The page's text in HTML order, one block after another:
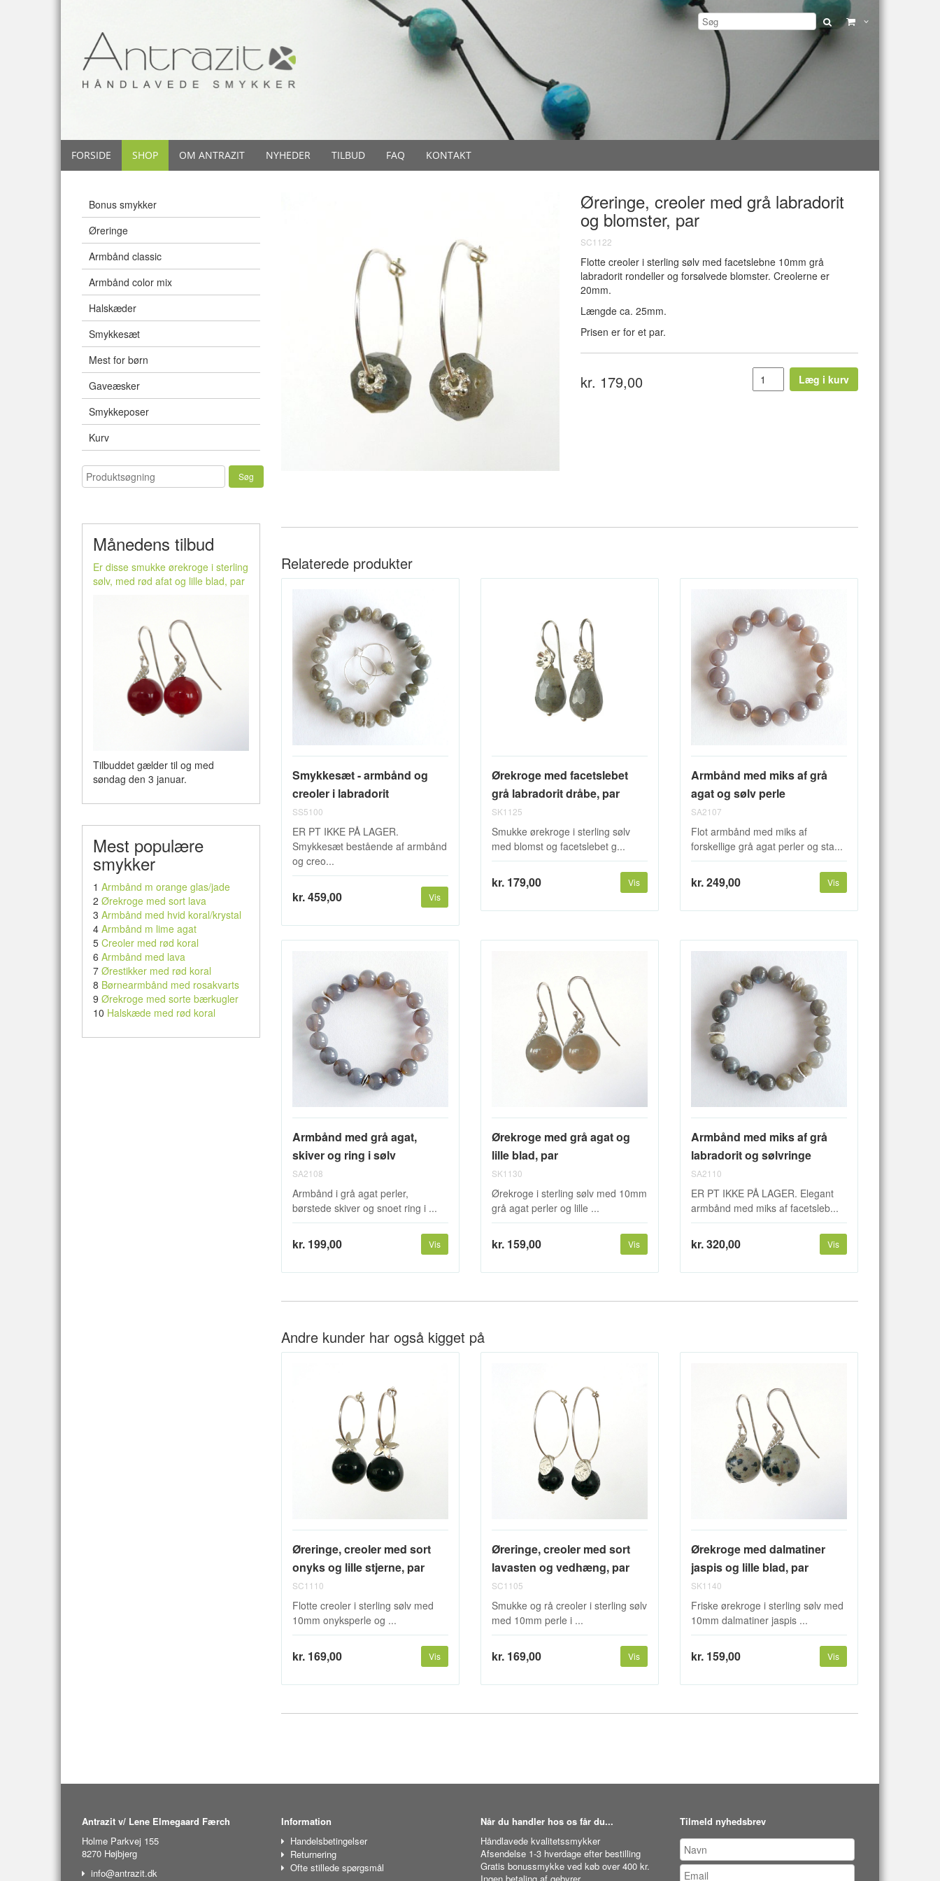
FORSIDE SHOP OM ANTRAZIT NYHEDER TILBUD FAQ KONTAKT
Bonus smykker
Øreringe
Armbånd classic
Armbånd color mix
Halskæder
Smykkesæt
Mest for børn
Gaveæsker
Smykkeposer
Kurv
Månedens tilbud
Er disse smukke ørekroge i sterling
sølv, med rød afat og lille blad, par
Tilbuddet gælder til og med
søndag den 3 januar.
Mest populære
smykker
1 Armbånd m orange glas/jade
2 Ørekroge med sort lava
3 Armbånd med hvid koral/krystal
4 Armbånd m lime agat
5 Creoler med rød koral
6 Armbånd med lava
7 Ørestikker med rød koral
8 Børnearmbånd med rosakvarts
9 Ørekroge med sorte bærkugler
10 Halskæde med rød koral
Øreringe, creoler med grå labradorit
og blomster, par
SC1122
Flotte creoler i sterling sølv med facetslebne 10mm grå
labradorit rondeller og forsølvede blomster. Creolerne er
20mm.
Længde ca. 25mm.
Prisen er for et par.
kr. 179,00 Læg i kurv
Relaterede produkter
Smykkesæt - armbånd og
creoler i labradorit
SS5100
ER PT IKKE PÅ LAGER.
Smykkesæt bestående af armbånd
og creo...
kr. 459,00 Vis
Ørekroge med facetslebet
grå labradorit dråbe, par
SK1125
Smukke ørekroge i sterling sølv
med blomst og facetslebet g...
kr. 179,00 Vis
Armbånd med miks af grå
agat og sølv perle
SA2107
Flot armbånd med miks af
forskellige grå agat perler og sta...
kr. 249,00 Vis
Armbånd med grå agat,
skiver og ring i sølv
SA2108
Armbånd i grå agat perler,
børstede skiver og snoet ring i ...
kr. 199,00 Vis
Ørekroge med grå agat og
lille blad, par
SK1130
Ørekroge i sterling sølv med 10mm
grå agat perler og lille ...
kr. 159,00 Vis
Armbånd med miks af grå
labradorit og sølvringe
SA2110
ER PT IKKE PÅ LAGER. Elegant
armbånd med miks af facetsleb...
kr. 320,00 Vis
Andre kunder har også kigget på
Øreringe, creoler med sort
onyks og lille stjerne, par
SC1110
Flotte creoler i sterling sølv med
10mm onyksperle og ...
kr. 169,00 Vis
Øreringe, creoler med sort
lavasten og vedhæng, par
SC1105
Smukke og rå creoler i sterling sølv
med 10mm perle i ...
kr. 169,00 Vis
Ørekroge med dalmatiner
jaspis og lille blad, par
SK1140
Friske ørekroge i sterling sølv med
10mm dalmatiner jaspis ...
kr. 159,00 Vis
Antrazit v/ Lene Elmegaard Færch
Holme Parkvej 155
8270 Højbjerg
info@antrazit.dk
Information
Handelsbetingelser
Returnering
Ofte stillede spørgsmål
Når du handler hos os får du...
Håndlavede kvalitetssmykker
Afsendelse 1-3 hverdage efter bestilling
Gratis bonussmykke ved køb over 400 kr.
Tilmeld nyhedsbrev